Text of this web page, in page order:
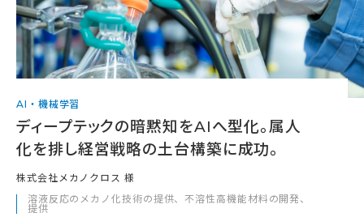
AI・機械学習
ディープテックの暗黙知をAIへ型化。属人
化を排し経営戦略の土台構築に成功。
株式会社メカノクロス 様
溶液反応のメカノ化技術の提供、不溶性高機能材料の開発、
提供